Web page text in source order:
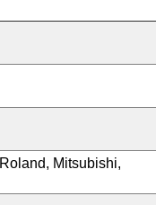
Mitsubishi,